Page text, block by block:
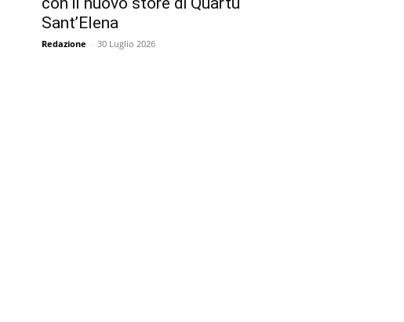
Sant’Elena
Redazione - 30 Luglio 2026